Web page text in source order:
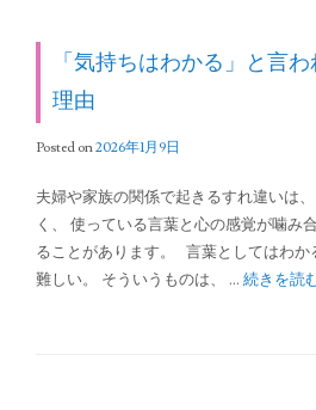
「気持ちはわかる」と言
理由
Posted on2026年1月9日
夫婦や家族の関係で起きるすれ違いは
く、 使っている言葉と心の感覚が噛み
ることがあります。 言葉としてはわか
難しい。 そういうものは、 … 続きを読